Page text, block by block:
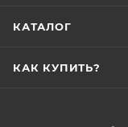
КАТАЛОГ
КАК КУПИТЬ?